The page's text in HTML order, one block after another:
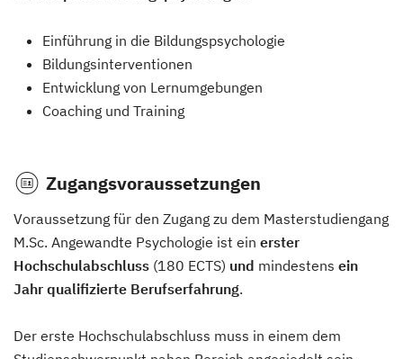
Einführung in die Bildungspsychologie
Bildungsinterventionen
Entwicklung von Lernumgebungen
Coaching und Training
Zugangsvoraussetzungen
Voraussetzung für den Zugang zu dem Masterstudiengang
M.Sc. Angewandte Psychologie ist ein erster
Hochschulabschluss (180 ECTS) und mindestens ein
Jahr qualifizierte Berufserfahrung.
Der erste Hochschulabschluss muss in einem dem